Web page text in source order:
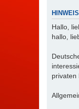
Hallo,
hallo,
privaten